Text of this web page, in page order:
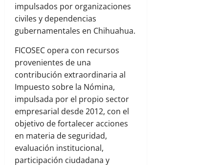
impulsados por organizaciones
civiles y dependencias
gubernamentales en Chihuahua.
FICOSEC opera con recursos
provenientes de una
contribución extraordinaria al
Impuesto sobre la Nómina,
impulsada por el propio sector
empresarial desde 2012, con el
objetivo de fortalecer acciones
en materia de seguridad,
evaluación institucional,
participación ciudadana y